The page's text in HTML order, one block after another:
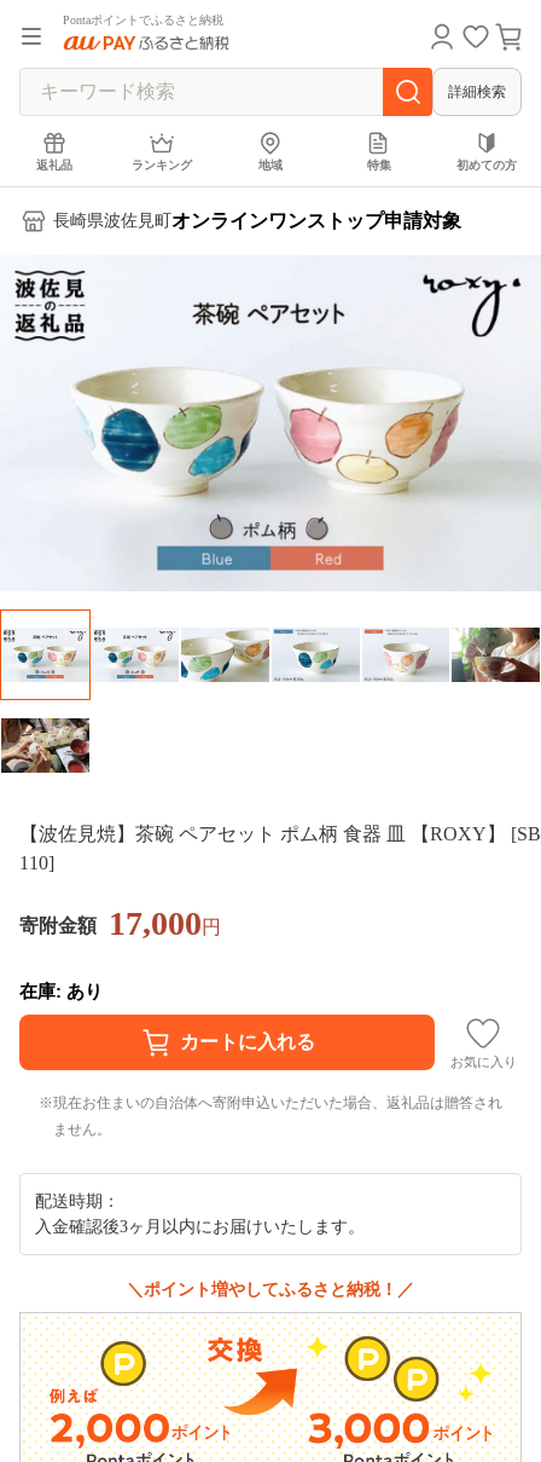
Pontaポイントでふるさと納税
詳細検索
返礼品 ランキング 地域 特集 初めての方
長崎県波佐見町 オンラインワンストップ申請対象
【波佐見焼】茶碗 ペアセット ポム柄 食器 皿 【ROXY】 [SB
110]
寄附金額 17,000円
在庫: あり
お気に入り
現在お住まいの自治体へ寄附申込いただいた場合、返礼品は贈答され
ません。
配送時期：
入金確認後3ヶ月以内にお届けいたします。
＼ポイント増やしてふるさと納税！／